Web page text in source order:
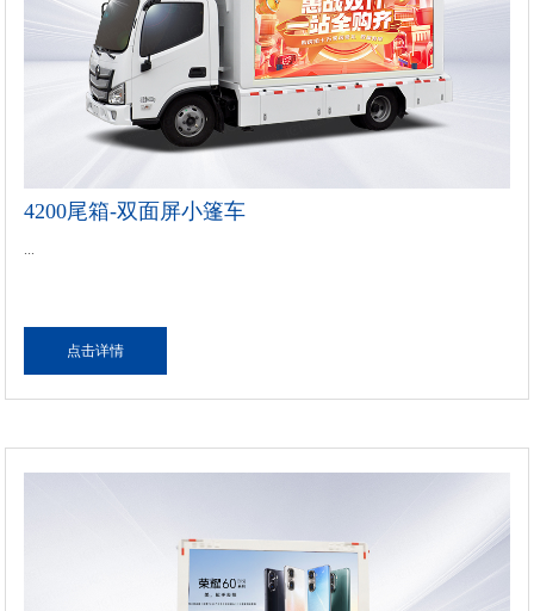
4200尾箱-双面屏小篷车
...
点击详情